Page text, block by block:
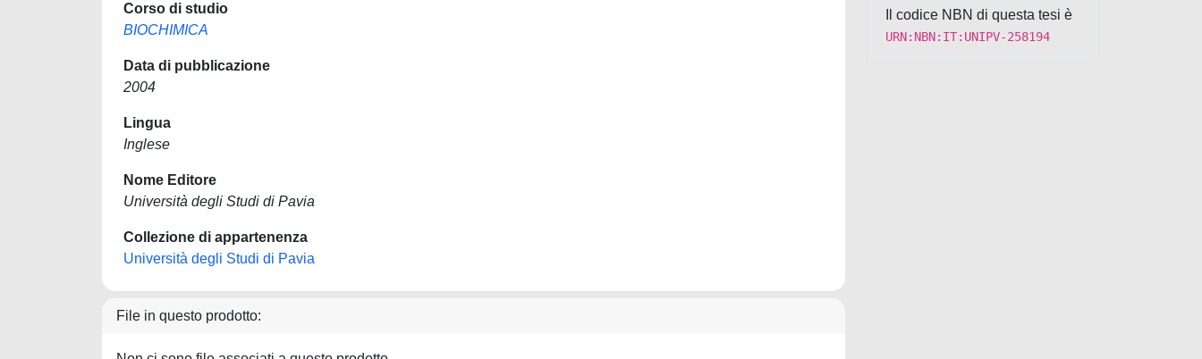
Corso di studio
BIOCHIMICA
Data di pubblicazione
2004
Lingua
Inglese
Nome Editore
Università degli Studi di Pavia
Collezione di appartenenza
Università degli Studi di Pavia
File in questo prodotto:
Il codice NBN di questa tesi è
URN:NBN:IT:UNIPV-258194